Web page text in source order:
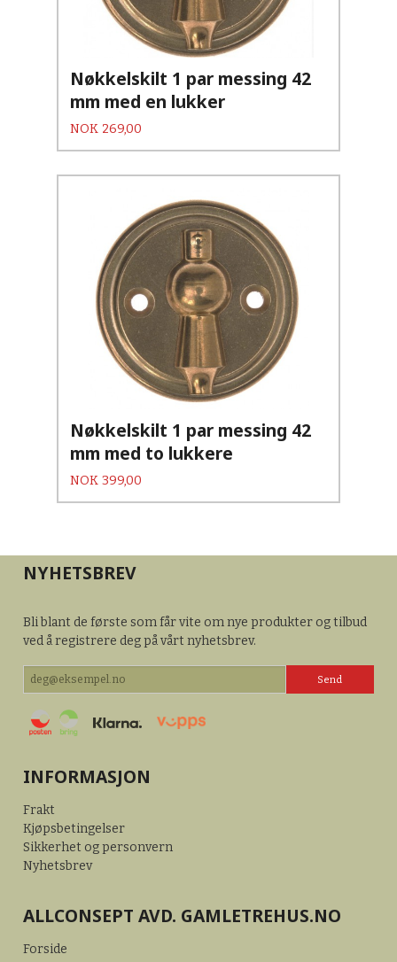
Nøkkelskilt 1 par messing 42
mm med en lukker
Pris
NOK 269,00
Nøkkelskilt 1 par messing 42
mm med to lukkere
Pris
NOK 399,00
NYHETSBREV
Bli blant de første som får vite om nye produkter og tilbud
ved å registrere deg på vårt nyhetsbrev.
INFORMASJON
Frakt
Kjøpsbetingelser
Sikkerhet og personvern
Nyhetsbrev
ALLCONSEPT AVD. GAMLETREHUS.NO
Forside